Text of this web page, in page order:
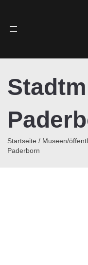
Toggle
Startseite / Museen/
Paderborn